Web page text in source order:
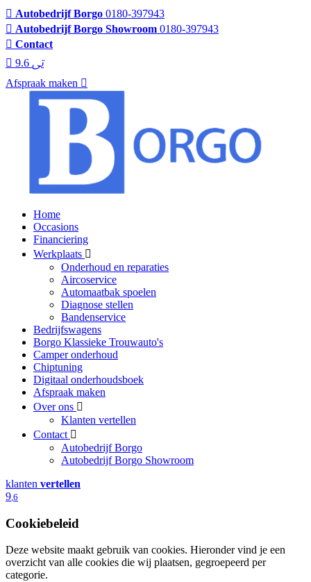
Autobedrijf Borgo 0180-397943
Autobedrijf Borgo Showroom 0180-397943
Contact
9.6
Afspraak maken
Home
Occasions
Financiering
Werkplaats
Onderhoud en reparaties
Aircoservice
Automaatbak spoelen
Diagnose stellen
Bandenservice
Bedrijfswagens
Borgo Klassieke Trouwauto's
Camper onderhoud
Chiptuning
Digitaal onderhoudsboek
Afspraak maken
Over ons
Klanten vertellen
Contact
Autobedrijf Borgo
Autobedrijf Borgo Showroom
klanten vertellen
9,6
Cookiebeleid
Deze website maakt gebruik van cookies. Hieronder vind je een
overzicht van alle cookies die wij plaatsen, gegroepeerd per
categorie.